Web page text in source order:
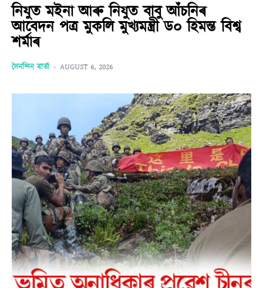
নিযুত মইনা আৰু নিযুত বাবু আঁচনিৰ
আবেদন পত্ৰ মুকলি মুখ্যমন্ত্ৰী ড০ হিমন্ত বিশ্ব
শৰ্মাৰ
দৈনন্দিন বাৰ্তা - AUGUST 6, 2026